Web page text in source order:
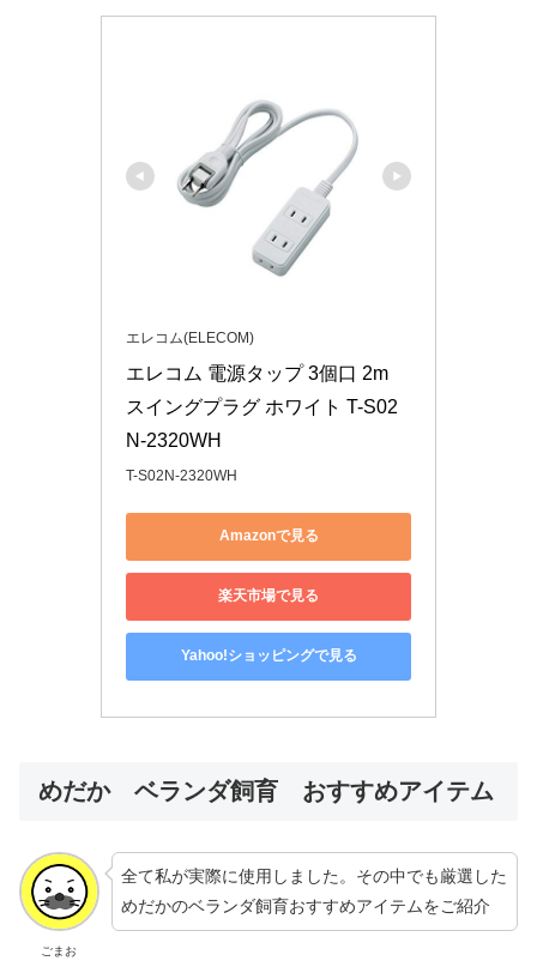
エレコム(ELECOM)
エレコム 電源タップ 3個口 2m
スイングプラグ ホワイト T-S02
N-2320WH
T-S02N-2320WH
Amazonで見る
楽天市場で見る
Yahoo!ショッピングで見る
めだか ベランダ飼育 おすすめアイテム
ごまお
全て私が実際に使用しました。その中でも厳選した
めだかのベランダ飼育おすすめアイテムをご紹介